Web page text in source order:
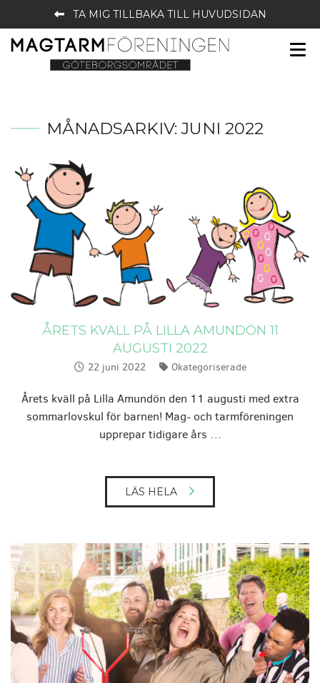
TA MIG TILLBAKA TILL HUVUDSIDAN
MÅNADSARKIV: JUNI 2022
ÅRETS KVÄLL PÅ LILLA AMUNDÖN 11
AUGUSTI 2022
Publicerat:
22 juni 2022 Kategorier:
Okategoriserade
Årets kväll på Lilla Amundön den 11 augusti med extra
sommarlovskul för barnen! Mag- och tarmföreningen
upprepar tidigare års …
LÄS HELA